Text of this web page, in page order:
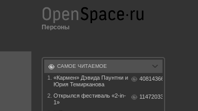
Персоны
САМОЕ ЧИТАЕМОЕ
1.
«Кармен» Дэвида Паунтни и
Юрия Темирканова
40814366
2. Открылся фестиваль «2-in-
1»
11472033